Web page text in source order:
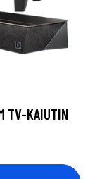
TV-KAIUTIN